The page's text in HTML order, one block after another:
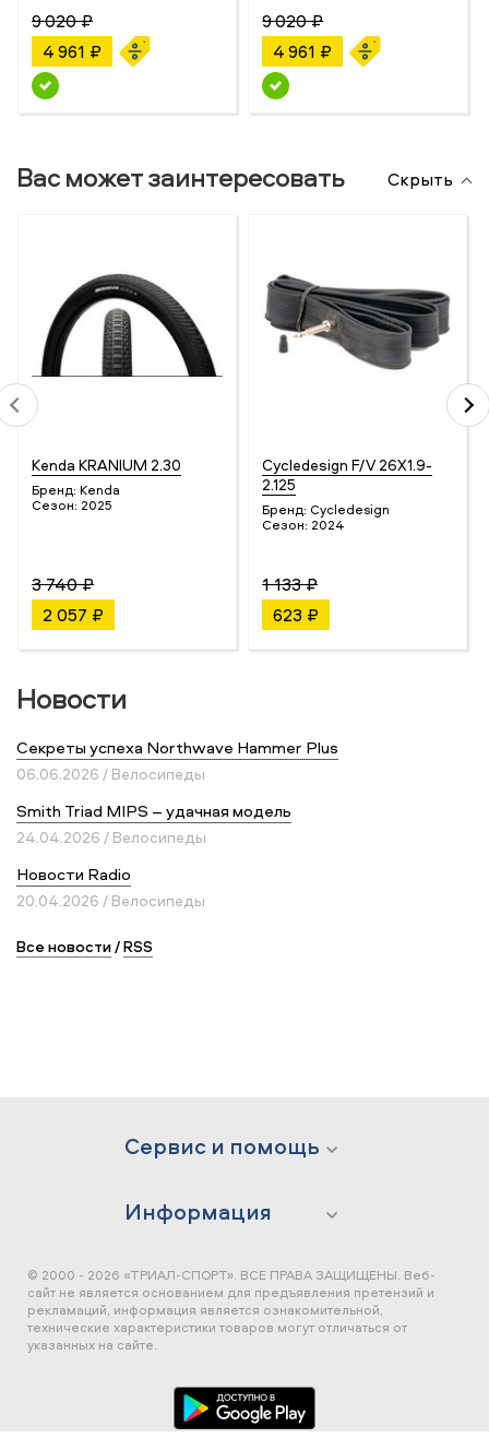
9 020 ₽
4 961 ₽
9 020 ₽
4 961 ₽
Вас может заинтересовать Скрыть
Kenda KRANIUM 2.30
Бренд: Kenda
Сезон: 2025
3 740 ₽
2 057 ₽
Cycledesign F/V 26X1.9-
2.125
Бренд: Cycledesign
Сезон: 2024
1 133 ₽
623 ₽
Новости
Секреты успеха Northwave Hammer Plus
06.06.2026 / Велосипеды
Smith Triad MIPS – удачная модель
24.04.2026 / Велосипеды
Новости Radio
20.04.2026 / Велосипеды
Все новости/RSS
Сервис и помощь
Информация
© 2000 - 2026 «ТРИАЛ-СПОРТ». ВСЕ ПРАВА ЗАЩИЩЕНЫ. Веб-
сайт не является основанием для предъявления претензий и
рекламаций, информация является ознакомительной,
технические характеристики товаров могут отличаться от
указанных на сайте.